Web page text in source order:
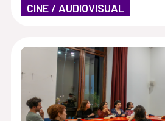
CINE / AUDIOVISUAL